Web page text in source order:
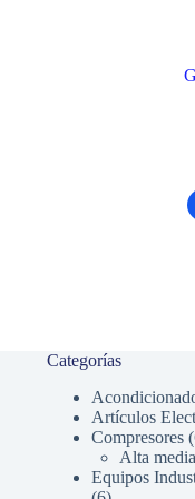
Categorías
Artículos
Compresores
Alta
Equipos